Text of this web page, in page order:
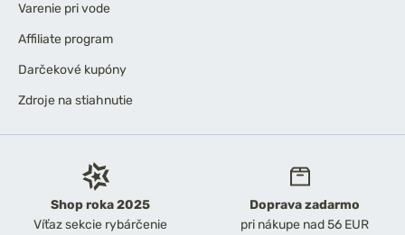
Shop roka 2025
Víťaz sekcie rybárčenie
Doprava zadarmo
pri nákupe nad 56 EUR
Varenie pri vode
Affiliate program
Darčekové kupóny
Zdroje na stiahnutie